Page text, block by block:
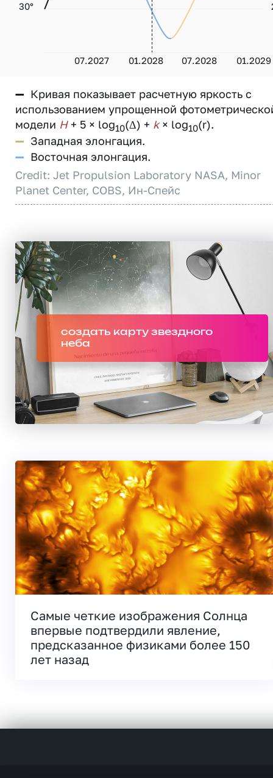
07.2027 01.2028 07.2028 01.2029
30°
— Кривая показывает расчетную яркость с
использованием упрощенной
модели H+ 5 × log10(Δ) + k× log10(r).
— Западная элонгация.
— Восточная элонгация.
Credit: Jet Propulsion Laboratory NASA, Minor
Planet Center, COBS, Ин-Спейс
создать карту звездного
неба
Самые четкие изображения Солнца
впервые подтвердили явление,
предсказанное физиками более 150
лет назад